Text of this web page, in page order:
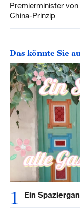
Premierminister
China-Prinzip
Das könnte Sie
1 Ein